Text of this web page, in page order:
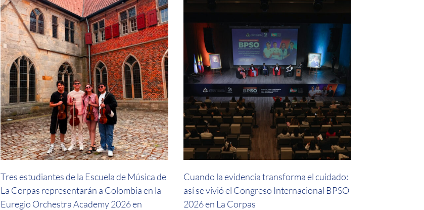
Tres estudiantes de la Escuela de Música de
La Corpas representarán a Colombia en la
Euregio Orchestra Academy 2026 en
Cuando la evidencia transforma el cuidado:
así se vivió el Congreso Internacional BPSO
2026 en La Corpas